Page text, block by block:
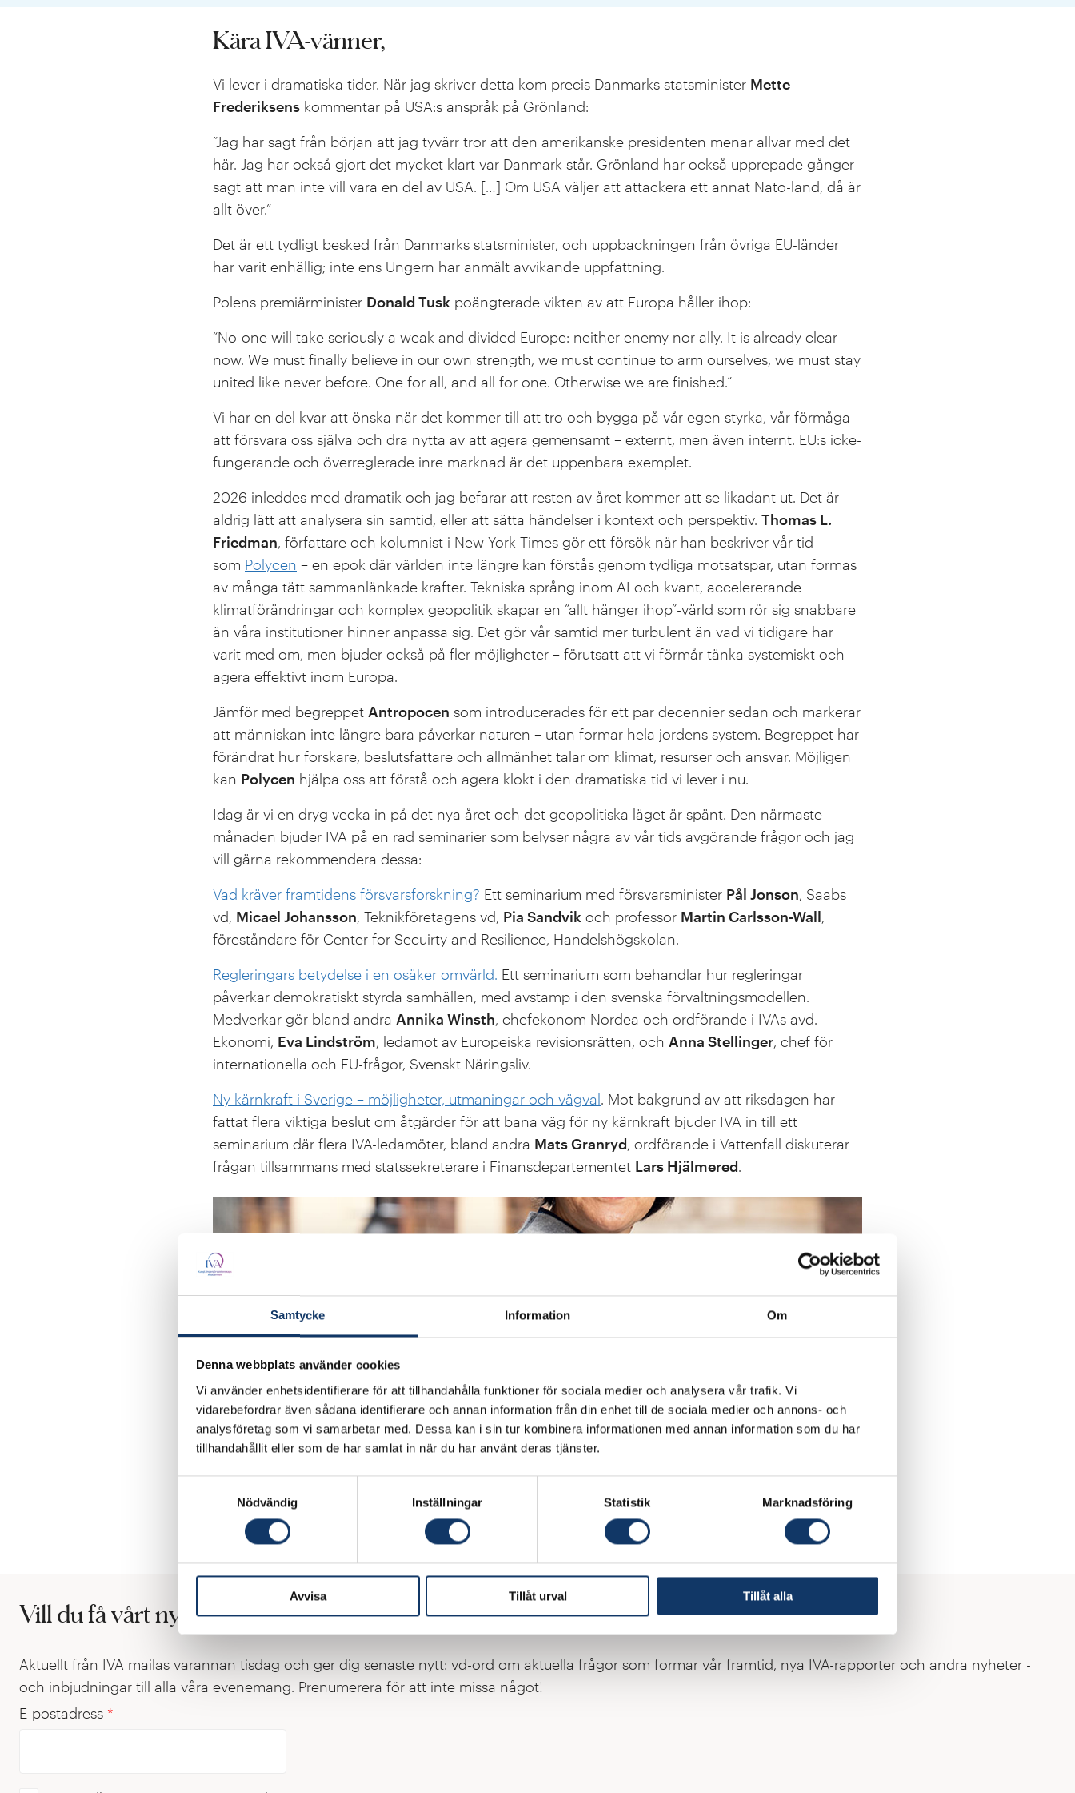
Samtycke Information Om
Denna webbplats använder cookies
Vi använder enhetsidentifierare för att tillhandahålla funktioner för sociala medier och analysera vår trafik. Vi
vidarebefordrar även sådana identifierare och annan information från din enhet till de sociala medier och annons- och
analysföretag som vi samarbetar med. Dessa kan i sin tur kombinera informationen med annan information som du har
tillhandahållit eller som de har samlat in när du har använt deras tjänster.
Nödvändig
Inställningar Statistik Marknadsföring
Avvisa Tillåt urval Tillåt alla
Kära IVA-vänner,
Vi lever i dramatiska tider. När jag skriver detta kom precis Danmarks statsminister Mette
Frederiksens kommentar på USA:s anspråk på Grönland:
”Jag har sagt från början att jag tyvärr tror att den amerikanske presidenten menar allvar med det
här. Jag har också gjort det mycket klart var Danmark står. Grönland har också upprepade gånger
sagt att man inte vill vara en del av USA. […] Om USA väljer att attackera ett annat Nato-land, då är
allt över.”
Det är ett tydligt besked från Danmarks statsminister, och uppbackningen från övriga EU-länder
har varit enhällig; inte ens Ungern har anmält avvikande uppfattning.
Polens premiärminister Donald Tusk poängterade vikten av att Europa håller ihop:
“No-one will take seriously a weak and divided Europe: neither enemy nor ally. It is already clear
now. We must finally believe in our own strength, we must continue to arm ourselves, we must stay
united like never before. One for all, and all for one. Otherwise we are finished.”
Vi har en del kvar att önska när det kommer till att tro och bygga på vår egen styrka, vår förmåga
att försvara oss själva och dra nytta av att agera gemensamt – externt, men även internt. EU:s icke-
fungerande och överreglerade inre marknad är det uppenbara exemplet.
2026 inleddes med dramatik och jag befarar att resten av året kommer att se likadant ut. Det är
aldrig lätt att analysera sin samtid, eller att sätta händelser i kontext och perspektiv. Thomas L.
Friedman, författare och kolumnist i New York Times gör ett försök när han beskriver vår tid
som Polycen – en epok där världen inte längre kan förstås genom tydliga motsatspar, utan formas
av många tätt sammanlänkade krafter. Tekniska språng inom AI och kvant, accelererande
klimatförändringar och komplex geopolitik skapar en ”allt hänger ihop”-värld som rör sig snabbare
än våra institutioner hinner anpassa sig. Det gör vår samtid mer turbulent än vad vi tidigare har
varit med om, men bjuder också på fler möjligheter – förutsatt att vi förmår tänka systemiskt och
agera effektivt inom Europa.
Jämför med begreppet Antropocen som introducerades för ett par decennier sedan och markerar
att människan inte längre bara påverkar naturen – utan formar hela jordens system. Begreppet har
förändrat hur forskare, beslutsfattare och allmänhet talar om klimat, resurser och ansvar. Möjligen
kan Polycen hjälpa oss att förstå och agera klokt i den dramatiska tid vi lever i nu.
Idag är vi en dryg vecka in på det nya året och det geopolitiska läget är spänt. Den närmaste
månaden bjuder IVA på en rad seminarier som belyser några av vår tids avgörande frågor och jag
vill gärna rekommendera dessa:
Vad kräver framtidens försvarsforskning? Ett seminarium med försvarsminister Pål Jonson, Saabs
vd, Micael Johansson, Teknikföretagens vd, Pia Sandvik och professor Martin Carlsson-Wall,
föreståndare för Center for Secuirty and Resilience, Handelshögskolan.
Regleringars betydelse i en osäker omvärld. Ett seminarium som behandlar hur regleringar
påverkar demokratiskt styrda samhällen, med avstamp i den svenska förvaltningsmodellen.
Medverkar gör bland andra Annika Winsth, chefekonom Nordea och ordförande i IVAs avd.
Ekonomi, Eva Lindström, ledamot av Europeiska revisionsrätten, och Anna Stellinger, chef för
internationella och EU-frågor, Svenskt Näringsliv.
Ny kärnkraft i Sverige – möjligheter, utmaningar och vägval. Mot bakgrund av att riksdagen har
fattat flera viktiga beslut om åtgärder för att bana väg för ny kärnkraft bjuder IVA in till ett
seminarium där flera IVA-ledamöter, bland andra Mats Granryd, ordförande i Vattenfall diskuterar
frågan tillsammans med statssekreterare i Finansdepartementet Lars Hjälmered.
/professor Sylvia Schwaag Serger, vd IVA
Vd-orden publiceras på svenska i IVAs nyhetsbrev, och på engelska på IVAs LinkedIn
Vill du få vårt nyhetsbrev?
Aktuellt från IVA mailas varannan tisdag och ger dig senaste nytt: vd-ord om aktuella frågor som formar vår framtid, nya IVA-rapporter och andra nyheter -
och inbjudningar till alla våra evenemang. Prenumerera för att inte missa något!
E-postadress *